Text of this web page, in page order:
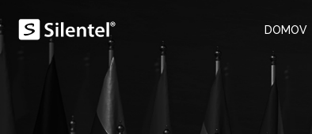
DOMOV